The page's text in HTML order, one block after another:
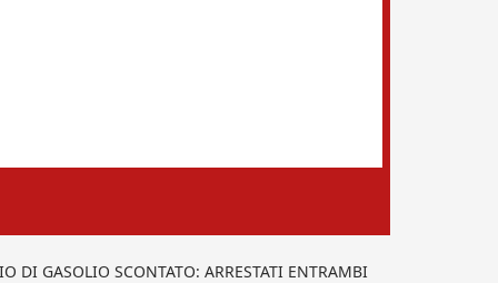
DI GASOLIO SCONTATO: ARRESTATI ENTRAMBI